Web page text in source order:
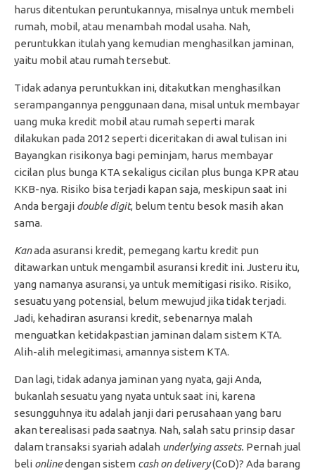
harus ditentukan peruntukannya, misalnya untuk membeli
rumah, mobil, atau menambah modal usaha. Nah,
peruntukkan itulah yang kemudian menghasilkan jaminan,
yaitu mobil atau rumah tersebut.
Tidak adanya peruntukkan ini, ditakutkan menghasilkan
serampangannya penggunaan dana, misal untuk membayar
uang muka kredit mobil atau rumah seperti marak
dilakukan pada 2012 seperti diceritakan di awal tulisan ini
Bayangkan risikonya bagi peminjam, harus membayar
cicilan plus bunga KTA sekaligus cicilan plus bunga KPR atau
KKB-nya. Risiko bisa terjadi kapan saja, meskipun saat ini
Anda bergaji double digit, belum tentu besok masih akan
sama.
Kanada asuransi kredit, pemegang kartu kredit pun
ditawarkan untuk mengambil asuransi kredit ini. Justeru itu,
yang namanya asuransi, ya untuk memitigasi risiko. Risiko,
sesuatu yang potensial, belum mewujud jika tidak terjadi.
Jadi, kehadiran asuransi kredit, sebenarnya malah
menguatkan ketidakpastian jaminan dalam sistem KTA.
Alih-alih melegitimasi, amannya sistem KTA.
Dan lagi, tidak adanya jaminan yang nyata, gaji Anda,
bukanlah sesuatu yang nyata untuk saat ini, karena
sesungguhnya itu adalah janji dari perusahaan yang baru
akan terealisasi pada saatnya. Nah, salah satu prinsip dasar
dalam transaksi syariah adalah underlying assets. Pernah jual
beli onlinedengan sistem cash on delivery(CoD)? Ada barang